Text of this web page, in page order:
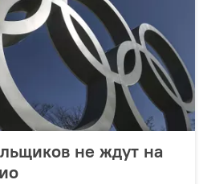
не ждут на